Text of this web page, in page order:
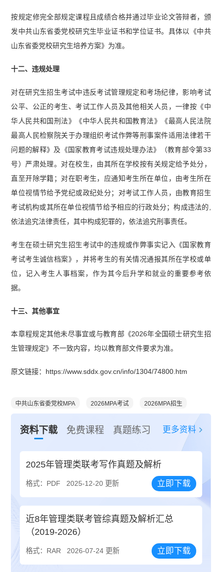
按规定修完全部规定课程且成绩合格并通过毕业论文答辩者，颁
发中共山东省委党校研究生毕业证书和学位证书。具体以《中共
山东省委党校研究生培养方案》为准。
十二、违规处理
对在研究生招生考试中违反考试管理规定和考场纪律，影响考试
公平、公正的考生、考试工作人员及其他相关人员，一律按《中
华人民共和国刑法》《中华人民共和国教育法》《最高人民法院
最高人民检察院关于办理组织考试作弊等刑事案件适用法律若干
问题的解释》及《国家教育考试违规处理办法》（教育部令第33
号）严肃处理。对在校生，由其所在学校按有关规定给予处分，
直至开除学籍；对在职考生，应通知考生所在单位，由考生所在
单位视情节给予党纪或政纪处分；对考试工作人员，由教育招生
考试机构或其所在单位视情节给予相应的行政处分；构成违法的,
依法追究法律责任，其中构成犯罪的，依法追究刑事责任。
考生在硕士研究生招生考试中的违规或作弊事实记入《国家教育
考试考生诚信档案》，并将考生的有关情况通报其所在学校或单
位，记入考生人事档案，作为其今后升学和就业的重要参考依
据。
十三、其他事宜
本章程规定其他未尽事宜或与教育部《2026年全国硕士研究生招
生管理规定》不一致内容，均以教育部文件要求为准。
原文链接：https://www.sddx.gov.cn/info/1304/74800.htm
中共山东省委党校MPA 2026MPA考试 2026MPA招生
资料下载 免费课程 真题练习 更多资料
2025年管理类联考写作真题及解析
格式：PDF 2025-12-20 更新 立即下载
近8年管理类联考管综真题及解析汇总
（2019-2026）
格式：RAR 2026-07-24 更新 立即下载